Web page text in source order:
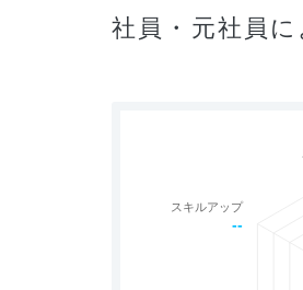
社員・元社員
スキルアップ
--